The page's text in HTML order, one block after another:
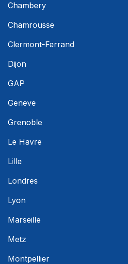
Chambery
Chamrousse
Clermont-Ferrand
Dijon
GAP
Geneve
Grenoble
Le Havre
Lille
Londres
Lyon
Marseille
Metz
Montpellier